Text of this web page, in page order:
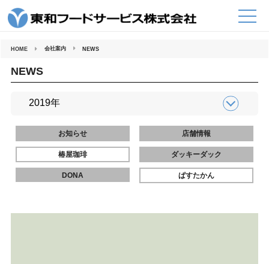
HOME 会社案内 NEWS
NEWS
お知らせ 店舗情報
椿屋珈琲 ダッキーダック
DONA ぱすたかん